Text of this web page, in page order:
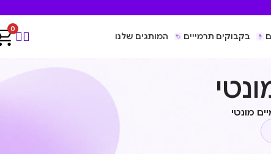
בקבוקים תרמייים המותגים שלנו
0
מונטי